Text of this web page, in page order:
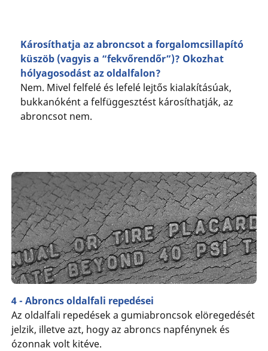
Károsíthatja az abroncsot a forgalomcsillapító
küszöb (vagyis a “fekvőrendőr”)? Okozhat
hólyagosodást az oldalfalon?
Nem. Mivel felfelé és lefelé lejtős kialakításúak,
bukkanóként a felfüggesztést károsíthatják, az
abroncsot nem.
4 - Abroncs oldalfali repedései
Az oldalfali repedések a gumiabroncsok elöregedését
jelzik, illetve azt, hogy az abroncs napfénynek és
ózonnak volt kitéve.